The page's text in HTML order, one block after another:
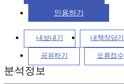
인용하기
내보내기 내책장담기
공유하기 오류접수
분석정보